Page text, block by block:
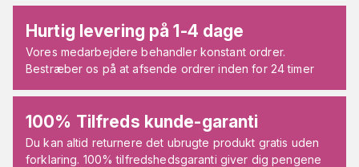
Hurtig levering på 1-4 dage
Vores medarbejdere behandler konstant ordrer.
Bestræber os på at afsende ordrer inden for 24 timer
100% Tilfreds kunde-garanti
Du kan altid returnere det ubrugte produkt gratis uden
forklaring. 100% tilfredshedsgaranti giver dig pengene